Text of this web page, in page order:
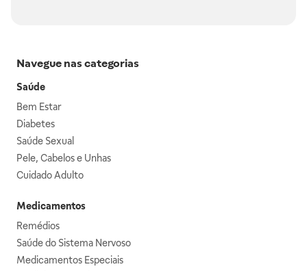
Navegue nas categorias
Saúde
Bem Estar
Diabetes
Saúde Sexual
Pele, Cabelos e Unhas
Cuidado Adulto
Medicamentos
Remédios
Saúde do Sistema Nervoso
Medicamentos Especiais